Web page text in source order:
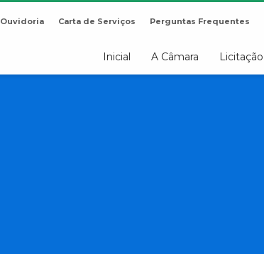
Ouvidoria Carta de Serviços Perguntas Frequentes
Inicial A Câmara Licitação